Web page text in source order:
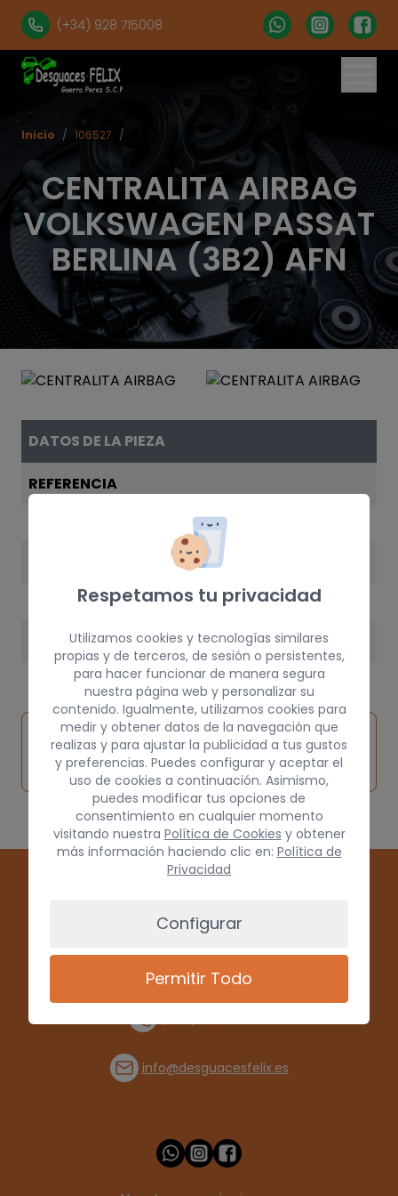
(+34) 928 715008
CENTRALITA AIRBAG
VOLKSWAGEN PASSAT
BERLINA (3B2) AFN
Inicio / 106527 /
DATOS DE LA PIEZA
REFERENCIA
Inspeccionar
vehículo de
origen
Solicitar
pieza
Consultar
por
info@desguacesfelix.es
Respetamos tu privacidad
Utilizamos cookies y tecnologías similares
propias y de terceros, de sesión o persistentes,
para hacer funcionar de manera segura
nuestra página web y personalizar su
contenido. Igualmente, utilizamos cookies para
medir y obtener datos de la navegación que
realizas y para ajustar la publicidad a tus gustos
y preferencias. Puedes configurar y aceptar el
uso de cookies a continuación. Asimismo,
puedes modificar tus opciones de
consentimiento en cualquier momento
visitando nuestra Política de Cookies y obtener
más información haciendo clic en: Política de
Privacidad
Configurar
Permitir Todo